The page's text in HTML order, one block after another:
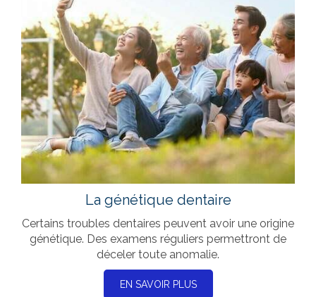
La génétique dentaire
Certains troubles dentaires peuvent avoir une origine
génétique. Des examens réguliers permettront de
déceler toute anomalie.
EN SAVOIR PLUS